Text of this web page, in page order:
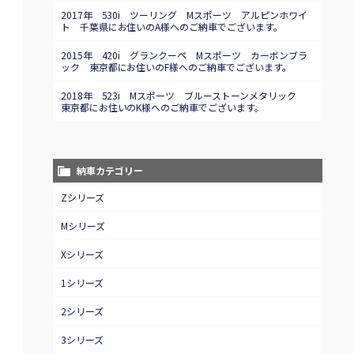
2017年 530i ツーリング Mスポーツ アルピンホワイ
ト 千葉県にお住いのA様へのご納車でございます。
2015年 420i グランクーペ Mスポーツ カーボンブラ
ック 東京都にお住いのF様へのご納車でございます。
2018年 523i Mスポーツ ブルーストーンメタリック
東京都にお住いのK様へのご納車でございます。
納車カテゴリー
Zシリーズ
Mシリーズ
Xシリーズ
1シリーズ
2シリーズ
3シリーズ